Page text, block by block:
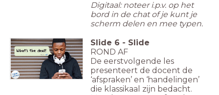
Digitaal: noteer i.p.v. op het
bord in de chat of je kunt je
scherm delen en mee typen.
Slide 6 - Slide
ROND AF
De eerstvolgende les
presenteert de docent de
‘afspraken’ en ‘handelingen’
die klassikaal zijn bedacht.